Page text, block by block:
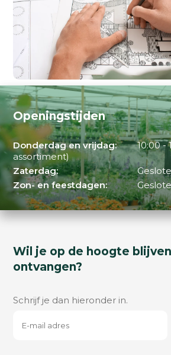
Openingstijden
Donderdag en vrijdag:
10:00 -
assortiment)
Zaterdag:
Zon- en feestdagen:
Wil je op de hoogte
ontvangen?
Schrijf je dan hieronder in.